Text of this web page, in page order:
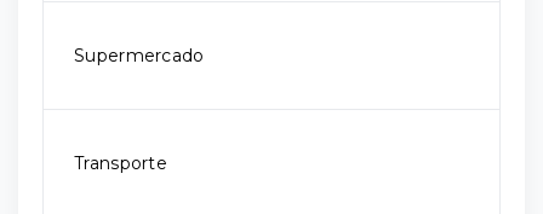
Supermercado
Transporte